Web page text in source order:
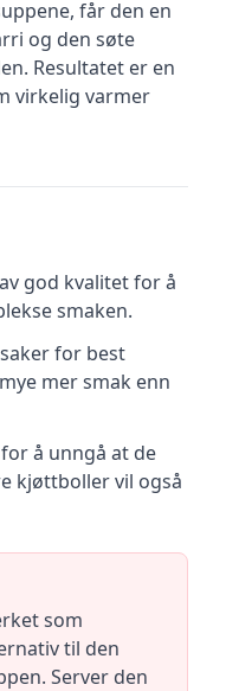
får den en
og den søte
Resultatet er en
virkelig varmer
god kvalitet for å
smaken.
for best
mer smak enn
å unngå at de
kjøttboller vil også
som
til den
Server den